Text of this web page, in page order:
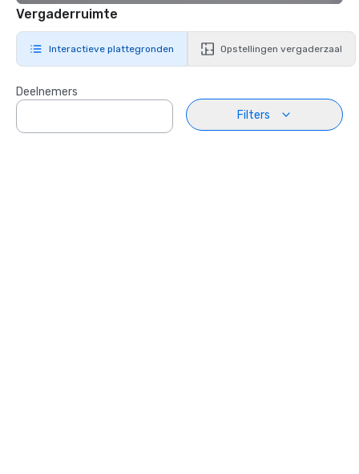
Vergaderruimte
Interactieve plattegronden Opstellingen vergaderzaal
Deelnemers
Filters